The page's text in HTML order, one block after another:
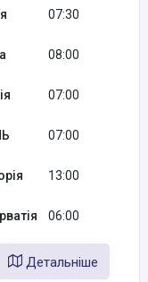
07:30
08:00
07:00
07:00
13:00
06:00
Детальніше